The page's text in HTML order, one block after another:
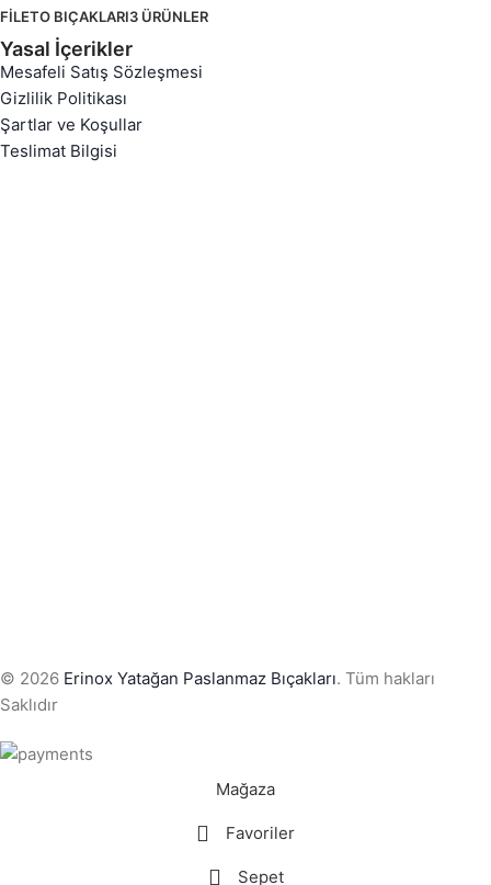
FİLETO BIÇAKLARI3 ÜRÜNLER
Yasal İçerikler
Mesafeli Satış Sözleşmesi
Gizlilik Politikası
Şartlar ve Koşullar
Teslimat Bilgisi
© 2026 Erinox Yatağan Paslanmaz Bıçakları. Tüm hakları
Saklıdır
Mağaza
Favoriler
Sepet